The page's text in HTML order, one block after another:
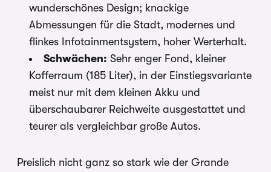
wunderschönes Design; knackige
Abmessungen für die Stadt, modernes und
flinkes Infotainmentsystem, hoher Werterhalt.
Schwächen: Sehr enger Fond, kleiner
Kofferraum (185 Liter), in der Einstiegsvariante
meist nur mit dem kleinen Akku und
überschaubarer Reichweite ausgestattet und
teurer als vergleichbar große Autos.
Preislich nicht ganz so stark wie der Grande